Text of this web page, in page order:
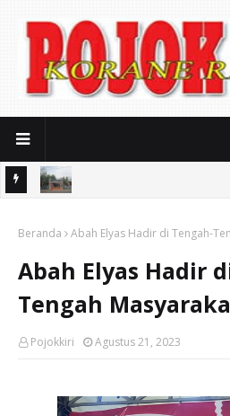
Seragam Mahal dan Iuran Komite
Beranda Abah Elyas Hadir di Tengah-
Abah Elyas Hadir
Tengah
Pojokkiri Agustus 21, 2023